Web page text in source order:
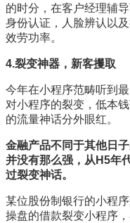
的时分，在客户经理辅
身份认证，人脸辨认以
效劳功率。
4.裂变神器，新客攫取
今年在小程序范畴听到
对小程序的裂变，低本
的流量神话分外眼红。
金融产品不同于其他日
并没有那么强，从H5年
过裂变神话。
某位股份制银行的小程
操盘的借款裂变小程序